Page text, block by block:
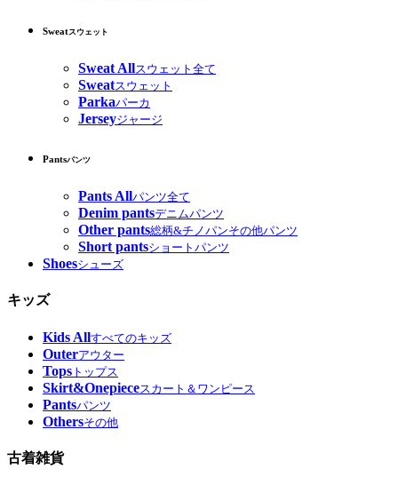
Sweatスウェット
Sweat Allスウェット全て
Sweatスウェット
Parkaパーカ
Jerseyジャージ
Pantsパンツ
Pants Allパンツ全て
Denim pantsデニムパンツ
Other pants総柄&チノパンその他パンツ
Short pantsショートパンツ
Shoesシューズ
キッズ
Kids Allすべてのキッズ
Outerアウター
Tops トップス
Skirt&Onepieceスカート＆ワンピース
Pantsパンツ
Othersその他
古着雑貨